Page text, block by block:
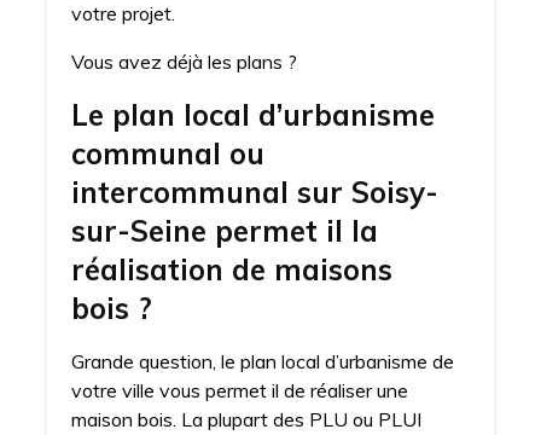
votre projet.
Vous avez déjà les plans ?
Le plan local d’urbanisme
communal ou
intercommunal sur Soisy-
sur-Seine permet il la
réalisation de maisons
bois ?
Grande question, le plan local d’urbanisme de
votre ville vous permet il de réaliser une
maison bois. La plupart des PLU ou PLUI